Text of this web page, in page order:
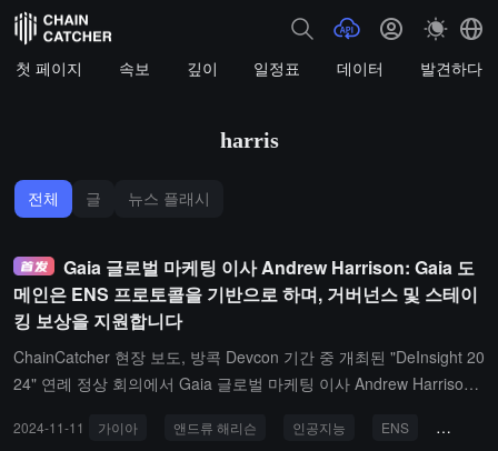
첫 페이지 속보 깊이 일정표 데이터 발견하다
harris
전체 글 뉴스 플래시
Gaia 글로벌 마케팅 이사 Andrew Harrison: Gaia 도
메인은 ENS 프로토콜을 기반으로 하며, 거버넌스 및 스테이
킹 보상을 지원합니다
ChainCatcher 현장 보도, 방콕 Devcon 기간 중 개최된 "DeInsight 20
24" 연례 정상 회의에서 Gaia 글로벌 마케팅 이사 Andrew Harrison
진행했습니다.Andrew Harrison은 AI가 현재 소수의 회사에 집중되어
2024-11-11 가이아 앤드류 해리슨 인공지능 ENS 가이아